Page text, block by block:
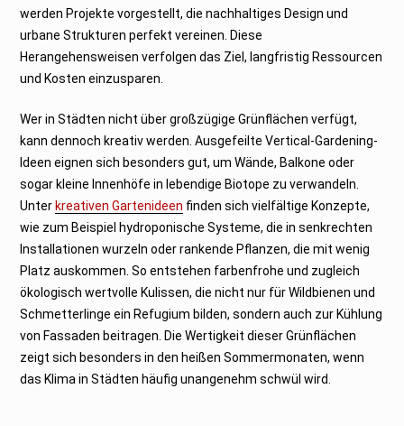
werden Projekte vorgestellt, die nachhaltiges Design und
urbane Strukturen perfekt vereinen. Diese
Herangehensweisen verfolgen das Ziel, langfristig Ressourcen
und Kosten einzusparen.
Wer in Städten nicht über großzügige Grünflächen verfügt,
kann dennoch kreativ werden. Ausgefeilte Vertical-Gardening-
Ideen eignen sich besonders gut, um Wände, Balkone oder
sogar kleine Innenhöfe in lebendige Biotope zu verwandeln.
Unter kreativen Gartenideen finden sich vielfältige Konzepte,
wie zum Beispiel hydroponische Systeme, die in senkrechten
Installationen wurzeln oder rankende Pflanzen, die mit wenig
Platz auskommen. So entstehen farbenfrohe und zugleich
ökologisch wertvolle Kulissen, die nicht nur für Wildbienen und
Schmetterlinge ein Refugium bilden, sondern auch zur Kühlung
von Fassaden beitragen. Die Wertigkeit dieser Grünflächen
zeigt sich besonders in den heißen Sommermonaten, wenn
das Klima in Städten häufig unangenehm schwül wird.